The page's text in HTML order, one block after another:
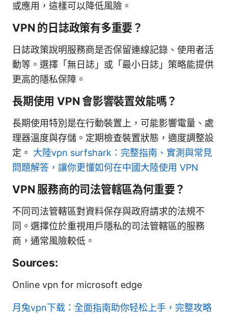
或應用，這樣可以降低風險。
VPN 的日誌政策有多重要？
日誌政策說明服務商是否保留連線記錄、使用者活
動等。選擇「無日誌」或「最小日誌」策略能提供
更高的隱私保障。
長期使用 VPN 會影響裝置效能嗎？
長期使用特別是在行動裝置上，可能影響電量、處
理器溫度與存儲。定期檢查裝置狀態，適度調整設
定。 大陸vpn surfshark：完整指南、實測與常見
問題解答，讓你更懂如何在中國大陸使用 VPN
VPN 服務商的司法管轄區為何重要？
不同司法管轄區對資料保存與政府請求的法規不
同。選擇位於重視用戶隱私的司法管轄區的服務
商，通常風險較低。
Sources:
Online vpn for microsoft edge
月兔vpn下载：全面指南助你轻松上手，完整攻略